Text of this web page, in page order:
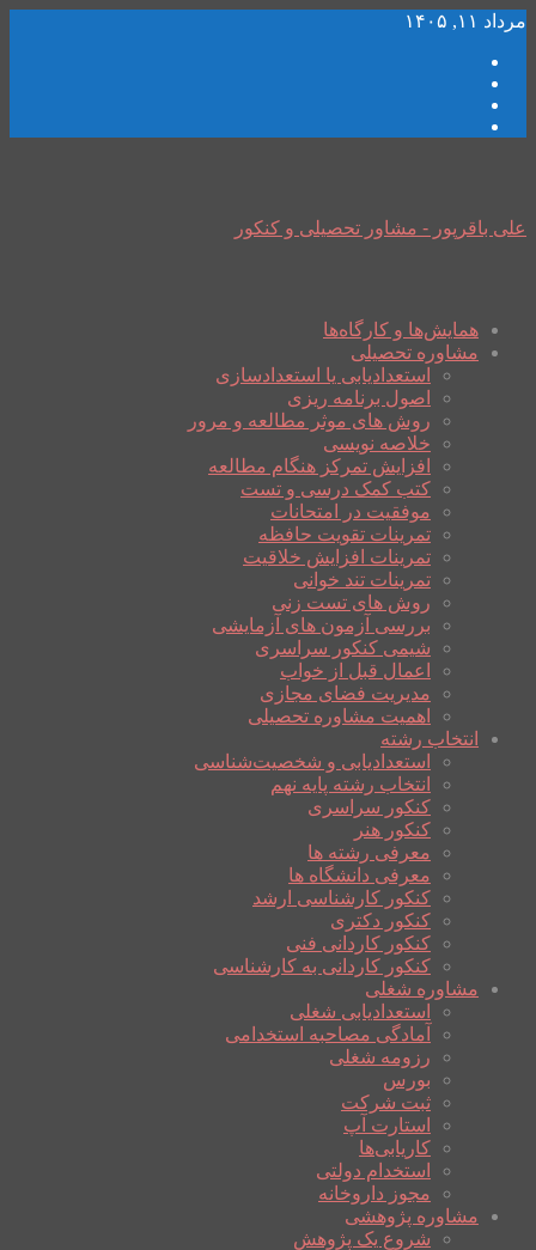
مرداد ۱۱, ۱۴۰۵
علی باقرپور - مشاور تحصیلی و کنکور
همایش‌ها و کارگاه‌ها
مشاوره تحصیلی
استعدادیابی یا استعدادسازی
اصول برنامه ریزی
روش های موثر مطالعه و مرور
خلاصه نویسی
افزایش تمرکز هنگام مطالعه
کتب کمک درسی و تست
موفقیت در امتحانات
تمرینات تقویت حافظه
تمرینات افزایش خلاقیت
تمرینات تند خوانی
روش های تست زنی
بررسی آزمون های آزمایشی
شیمی کنکور سراسری
اعمال قبل از خواب
مدیریت فضای مجازی
اهمیت مشاوره تحصیلی
انتخاب رشته
استعدادیابی و شخصیت‌شناسی
انتخاب رشته پایه نهم
کنکور سراسری
کنکور هنر
معرفی رشته ها
معرفی دانشگاه ها
کنکور کارشناسی ارشد
کنکور دکتری
کنکور کاردانی فنی
کنکور کاردانی به کارشناسی
مشاوره شغلی
استعدادیابی شغلی
آمادگی مصاحبه استخدامی
رزومه شغلی
بورس
ثبت شرکت
استارت آپ
کاریابی‌ها
استخدام دولتی
مجوز داروخانه
مشاوره پژوهشی
شروع یک پژوهش